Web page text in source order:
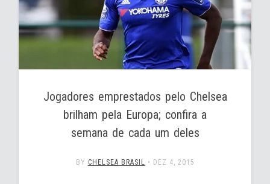
Jogadores emprestados pelo Chelsea
brilham pela Europa; confira a
semana de cada um deles
BY CHELSEA BRASIL • DEZ 4, 2015